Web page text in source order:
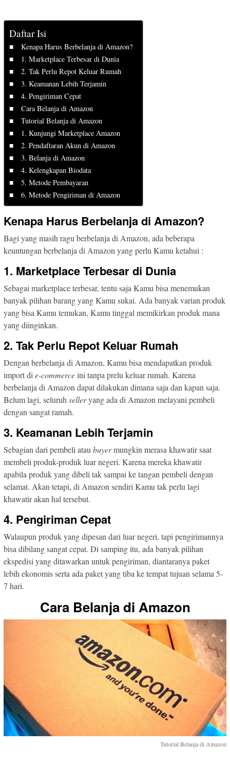
Daftar Isi
Kenapa Harus Berbelanja di Amazon?
1. Marketplace Terbesar di Dunia
2. Tak Perlu Repot Keluar Rumah
3. Keamanan Lebih Terjamin
4. Pengiriman Cepat
Cara Belanja di Amazon
Tutorial Belanja di Amazon
1. Kunjungi Marketplace Amazon
2. Pendaftaran Akun di Amazon
3. Belanja di Amazon
4. Kelengkapan Biodata
5. Metode Pembayaran
6. Metode Pengiriman di Amazon
Kenapa Harus Berbelanja di Amazon?
Bagi yang masih ragu berbelanja di Amazon, ada beberapa
keuntungan berbelanja di Amazon yang perlu Kamu ketahui :
1. Marketplace Terbesar di Dunia
Sebagai marketplace terbesar, tentu saja Kamu bisa menemukan
banyak pilihan barang yang Kamu sukai. Ada banyak varian produk
yang bisa Kamu temukan, Kamu tinggal memikirkan produk mana
yang diinginkan.
2. Tak Perlu Repot Keluar Rumah
Dengan berbelanja di Amazon, Kamu bisa mendapatkan produk
import die-commerceini tanpa prelu keluar rumah. Karena
berbelanja di Amazon dapat dilakukan dimana saja dan kapan saja.
Belum lagi, seluruhselleryang ada di Amazon melayani pembeli
dengan sangat ramah.
3. Keamanan Lebih Terjamin
Sebagian dari pembeli ataubuyermungkin merasa khawatir saat
membeli produk-produk luar negeri. Karena mereka khawatir
apabila produk yang dibeli tak sampai ke tangan pembeli dengan
selamat. Akan tetapi, di Amazon sendiri Kamu tak perlu lagi
khawatir akan hal tersebut.
4. Pengiriman Cepat
Walaupun produk yang dipesan dari luar negeri, tapi pengirimannya
bisa dibilang sangat cepat. Di samping itu, ada banyak pilihan
ekspedisi yang ditawarkan untuk pengiriman, diantaranya paket
lebih ekonomis serta ada paket yang tiba ke tempat tujuan selama 5-
7 hari.
Cara Belanja di Amazon
Tutorial Belanja di Amazon